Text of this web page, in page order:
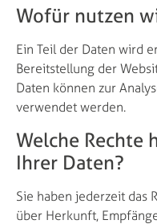
Wofür nutzen
Ein Teil der Daten wird
Bereitstellung der
Daten können zur
verwendet werden.
Welche Rechte
Ihrer Daten?
Sie haben jederzeit das
über Herkunft,